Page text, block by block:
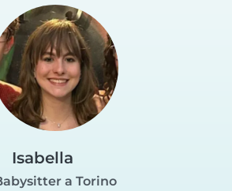
Isabella
a Torino